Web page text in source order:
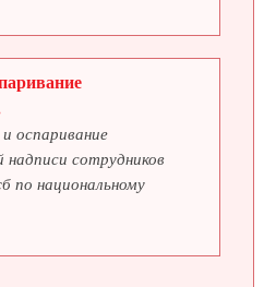
оспаривание
надписи сотрудников
по национальному